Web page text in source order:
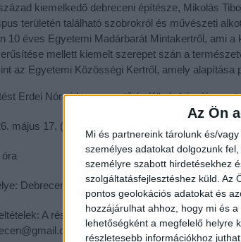
Az Ön
Mi és partnereink tárolunk és/
személyes adatokat dolgozunk
személyre szabott hirdetésekhez
szolgáltatásfejlesztéshez küld. Az
pontos geolokációs adatokat és
hozzájárulhat ahhoz, hogy mi és
lehetőségként a megfelelő helyre
részletesebb információkhoz
kiemelkedő debreceni építésze, Mikolás
területén található szobrokról és művészeti
10 éves Egyetemi Madárbarát Mintakertről, ami
mellett kiemelt szerepet szán a
az Egyetemi Közösségi Kertről, amely alapítása
Erdei Nóra idegenvezető és Kövér László
május 17. (vasárnap) 14:30
Debreceni Egyetem Böszörményi úti campus
A részvétel ingyenes, de a korlátozott
e-mail címen lehet.